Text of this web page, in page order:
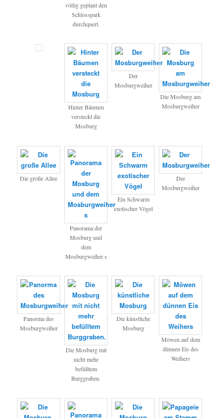
völlig geplant den
Schlosspark
durchquert.
Hinter Bäumen
versteckt die
Mosburg
Der
Mosburgweiher
Die Mosburg am
Mosburgweiher
Die große Allee
Panorama der
Mosburg und
dem
Mosburgweiher s
Ein Schwarm
exotischer Vögel
Der
Mosburgweiher
Panorma des
Mosburgweiher
Die Mosburg mit
nicht mehr
befülltem
Burggraben.
Die künstliche
Mosburg
Möwen auf dem
dünnen Eis des
Weihers